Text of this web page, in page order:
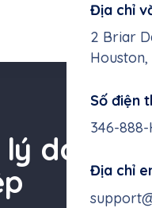
Địa chỉ
2 Briar
Houston,
Số điện
346-888-
Địa chỉ
doanh